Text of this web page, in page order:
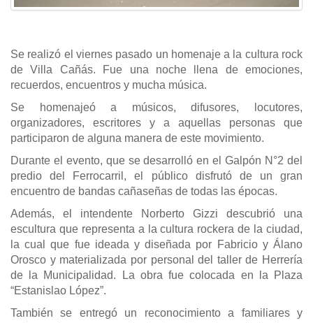
Se realizó el viernes pasado un homenaje a la cultura rock
de Villa Cañás. Fue una noche llena de emociones,
recuerdos, encuentros y mucha música.
Se homenajeó a músicos, difusores, locutores,
organizadores, escritores y a aquellas personas que
participaron de alguna manera de este movimiento.
Durante el evento, que se desarrolló en el Galpón N°2 del
predio del Ferrocarril, el público disfrutó de un gran
encuentro de bandas cañaseñas de todas las épocas.
Además, el intendente Norberto Gizzi descubrió una
escultura que representa a la cultura rockera de la ciudad,
la cual que fue ideada y diseñada por Fabricio y Álano
Orosco y materializada por personal del taller de Herrería
de la Municipalidad. La obra fue colocada en la Plaza
“Estanislao López”.
También se entregó un reconocimiento a familiares y